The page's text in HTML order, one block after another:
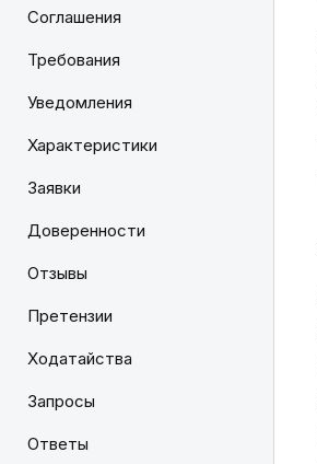
Соглашения
Требования
Уведомления
Характеристики
Заявки
Доверенности
Отзывы
Претензии
Ходатайства
Запросы
Ответы